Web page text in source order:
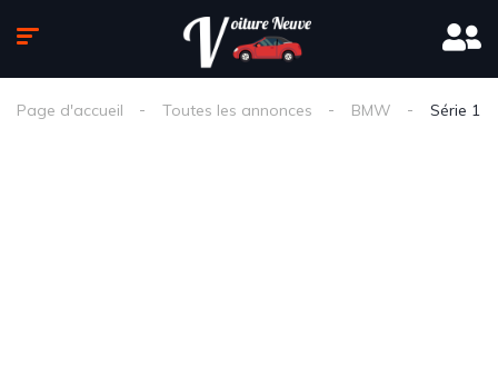
Page d'accueil Toutes les annonces BMW Série 1